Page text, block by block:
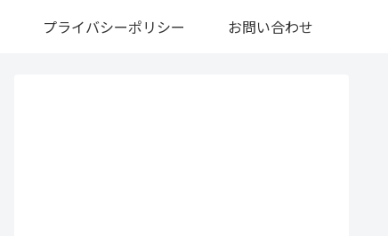
プライバシーポリシー お問い合わせ